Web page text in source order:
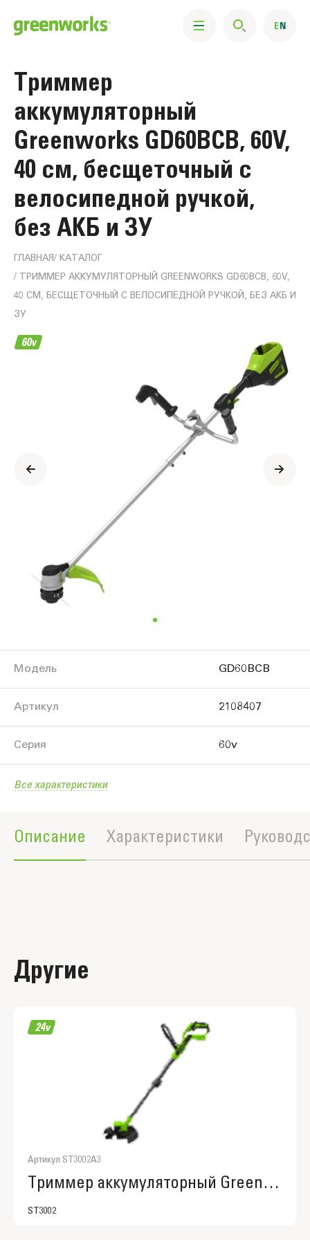
Триммер
аккумуляторный
Greenworks GD60BCB, 60V,
40 см, бесщеточный с
велосипедной ручкой,
без АКБ и ЗУ
ГЛАВНАЯ КАТАЛОГ
ТРИММЕР АККУМУЛЯТОРНЫЙ GREENWORKS GD60BCB, 60V,
40 СМ, БЕСЩЕТОЧНЫЙ С ВЕЛОСИПЕДНОЙ РУЧКОЙ, БЕЗ АКБ И
ЗУ
Информация
Модель GD60BCB
Артикул 2108407
Серия 60v
Все характеристики
Описание Характеристики
Полное описание
Другие
Артикул ST3002A3
Триммер аккумуляторный Greenworks ST3002, ST3002A3
ST3002